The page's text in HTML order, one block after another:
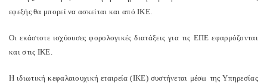
εφεξής θα μπορεί να ασκείται και από ΙΚΕ.
Οι εκάστοτε ισχύουσες φορολογικές διατάξεις για τις ΕΠΕ εφαρμόζονται
και στις ΙΚΕ.
Η ιδιωτική κεφαλαιουχική εταιρεία (ΙΚΕ) συστήνεται μέσω της Υπηρεσίας